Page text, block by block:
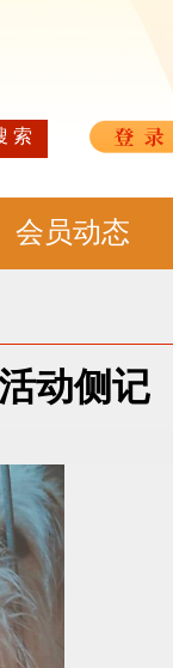
索
会员动态
动侧记